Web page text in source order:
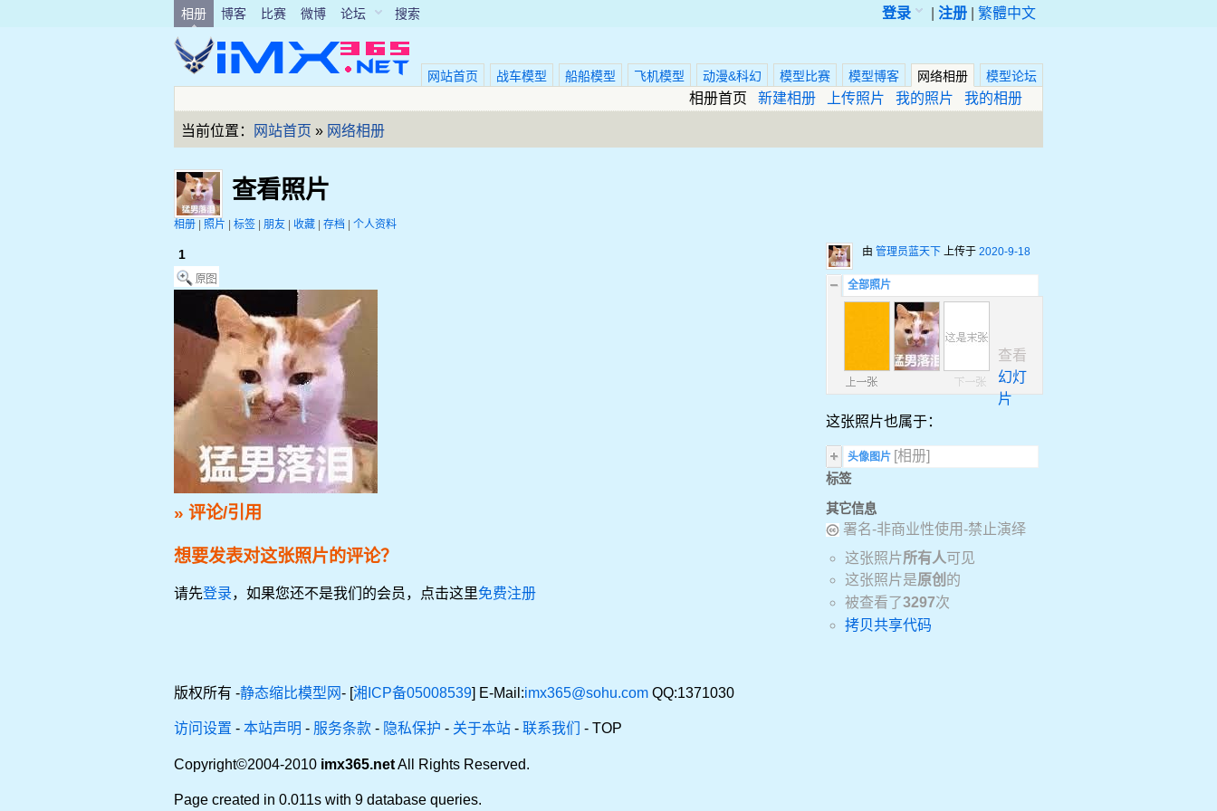
相册 博客 比赛 微博 论坛 搜索 登录 注册 繁體中文
网站首页 战车模型 船船模型 飞机模型 动漫&科幻 模型比赛 模型博客 网络相册 模型论坛
相册首页 新建相册 上传照片 我的照片 我的相册
当前位置： 网站首页 » 网络相册
查看照片
相册 照片 标签 朋友 收藏 存档 个人资料
1
» 评论/引用
想要发表对这张照片的评论？
请先登录，如果您还不是我们的会员，点击这里免费注册
由 管理员蓝天下 上传于 2020-9-18
全部照片
查看
幻灯
片
这张照片也属于：
头像图片 [相册]
标签
其它信息
署名-非商业性使用-禁止演绎
这张照片所有人可见
这张照片是原创 的
被查看了3297次
拷贝共享代码
版权所有 -静态缩比模型网- [湘ICP备05008539] E-Mail:imx365@sohu.com QQ:1371030
访问设置 - 本站声明 - 服务条款 - 隐私保护 - 关于本站 - 联系我们 - TOP
Copyright©2004-2010 imx365.netAll Rights Reserved.
Page created in 0.011s with 9 database queries.